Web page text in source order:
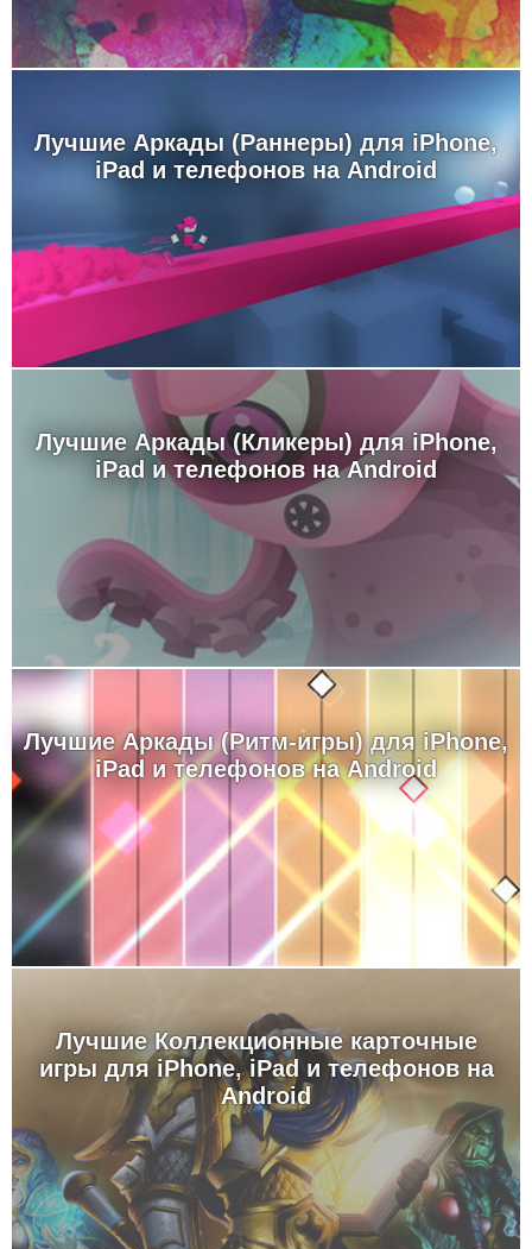
Лучшие Аркады (Раннеры) для iPhone,
iPad и телефонов на Android
Лучшие Аркады (Кликеры) для iPhone,
iPad и телефонов на Android
Лучшие Аркады (Ритм-игры) для iPhone,
iPad и телефонов на Android
Лучшие Коллекционные карточные
игры для iPhone, iPad и телефонов на
Android